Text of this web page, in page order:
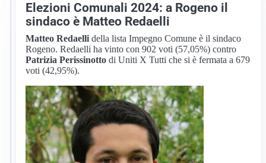
Elezioni Comunali 2024: a Rogeno il
sindaco è Matteo Redaelli
Matteo Redaelli della lista Impegno Comune è il sindaco
Rogeno. Redaelli ha vinto con 902 voti (57,05%) contro
Patrizia Perissinotto di Uniti X Tutti che si è fermata a 679
voti (42,95%).